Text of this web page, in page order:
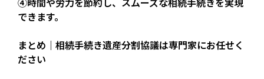
できます。
まとめ｜相続手続き遺産分割協議は専門家にお任せく
ださい